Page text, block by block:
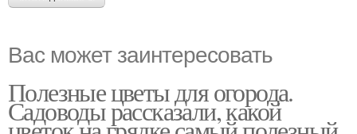
Вас может заинтересовать
Полезные цветы для огорода.
Садоводы рассказали, какой